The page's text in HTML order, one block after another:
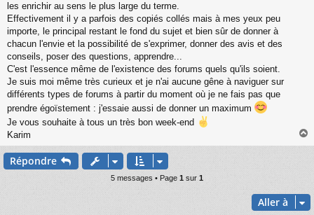
les enrichir au sens le plus large du terme.
Effectivement il y a parfois des copiés collés mais à mes yeux peu
importe, le principal restant le fond du sujet et bien sûr de donner à
chacun l'envie et la possibilité de s'exprimer, donner des avis et des
conseils, poser des questions, apprendre...
C'est l'essence même de l'existence des forums quels qu'ils soient.
Je suis moi même très curieux et je n'ai aucune gêne à naviguer sur
différents types de forums à partir du moment où je ne fais pas que
prendre égoïstement : j'essaie aussi de donner un maximum
Je vous souhaite à tous un très bon week-end
Karim
a
Répondre
5 messages • Page 1 sur 1
Aller à